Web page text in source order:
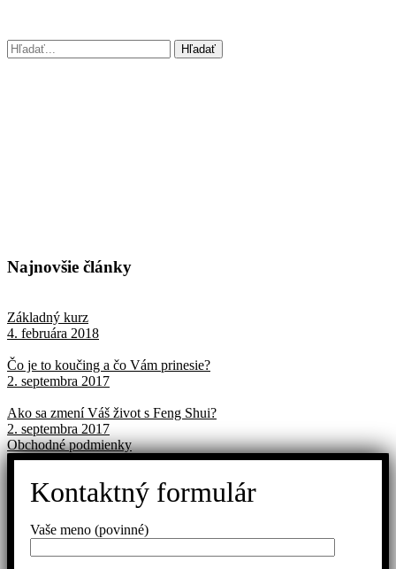
Najnovšie články
Základný kurz
4. februára 2018
Čo je to koučing a čo Vám prinesie?
2. septembra 2017
Ako sa zmení Váš život s Feng Shui?
2. septembra 2017
Obchodné podmienky
Kontaktný formulár
Vaše meno (povinné)